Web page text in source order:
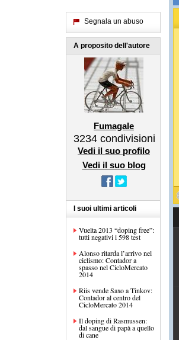
Segnala un abuso
A proposito dell'autore
Fumagale
3234 condivisioni
Vedi il suo profilo
Vedi il suo blog
I suoi ultimi articoli
Vuelta 2013 “doping free”:
tutti negativi i 598 test
Alonso ritarda l’arrivo nel
ciclismo: Contador a
spasso nel CicloMercato
2014
Riis vende Saxo a Tinkov:
Contador al centro del
CicloMercato 2014
Il doping di Rasmussen:
dal sangue di papà a quello
di cane